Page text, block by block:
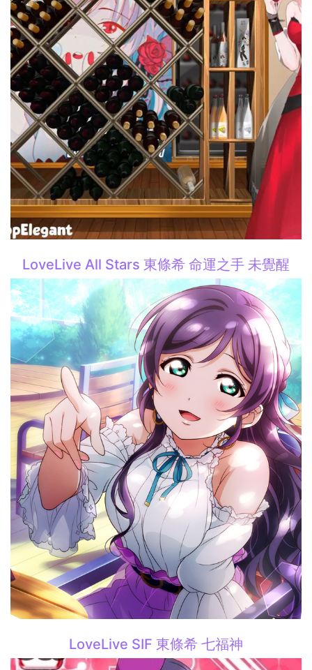
LoveLive All Stars 東條希 命運之手 未覺醒
LoveLive SIF 東條希 七福神